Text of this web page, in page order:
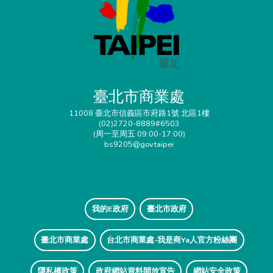
臺北市商業處
11008 臺北市信義區市府路1號 北區1樓
(02)2720-8889#6503
(周一至周五 09:00-17:00)
bs9205@gov.taipei
我的E政府 臺北市政府
臺北市商業處 台北市商業處-我是商Ya人官方粉絲團